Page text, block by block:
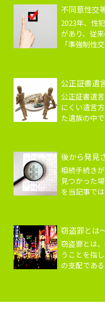
不同意性交
2023年、性
があり、従
「準強制性
公正証書遺
公正証書遺
にくい遺言
た遺族の中
後から発見
相続手続き
見つかった
を当記事で
窃盗罪とは
窃盗罪とは
うことを指
の支配であ